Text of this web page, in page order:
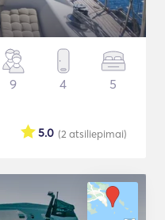
9 4 5
(2 atsiliepimai)
5.0